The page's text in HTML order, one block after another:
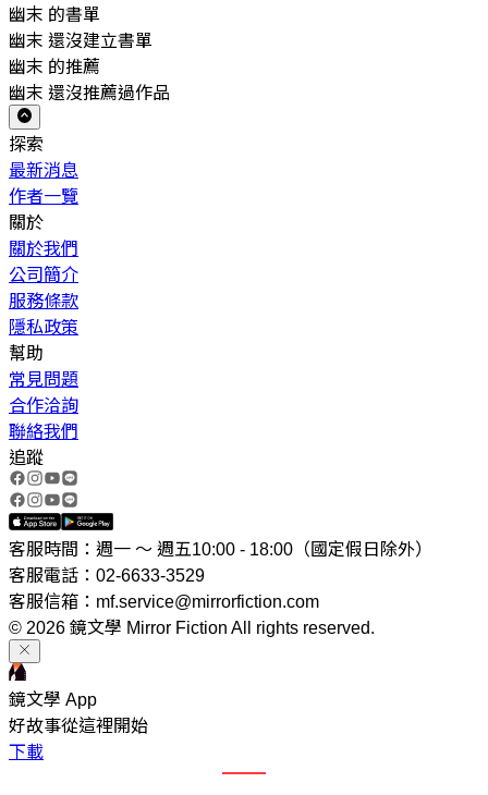
幽末 的書單
幽末 還沒建立書單
幽末 的推薦
幽末 還沒推薦過作品
探索
最新消息
作者一覽
關於
關於我們
公司簡介
服務條款
隱私政策
幫助
常見問題
合作洽詢
聯絡我們
追蹤
客服時間：週一 ～ 週五10:00 - 18:00（國定假日除外）
客服電話：02-6633-3529
客服信箱：mf.service@mirrorfiction.com
© 2026 鏡文學 Mirror Fiction All rights reserved.
鏡文學 App
好故事從這裡開始
下載